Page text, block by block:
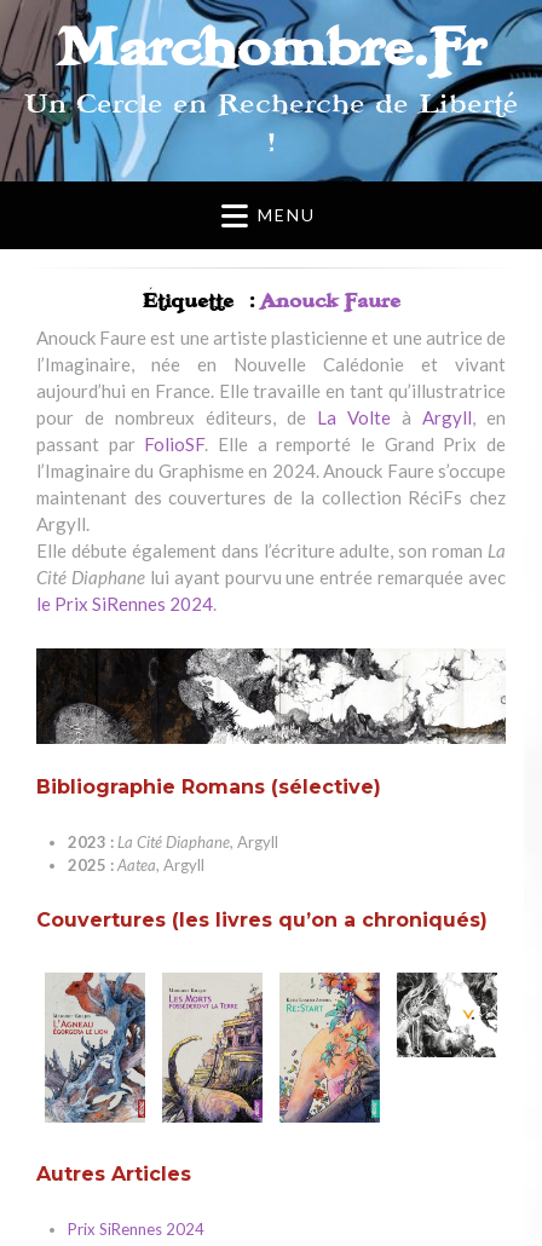
Marchombre.Fr
Un Cercle en Recherche de Liberté
!
MENU
Étiquette :Anouck Faure
Anouck Faure est une artiste plasticienne et une autrice de
l’Imaginaire, née en Nouvelle Calédonie et vivant
aujourd’hui en France. Elle travaille en tant qu’illustratrice
pour de nombreux éditeurs, de La Volte à Argyll, en
passant par FolioSF. Elle a remporté le Grand Prix de
l’Imaginaire du Graphisme en 2024. Anouck Faure s’occupe
maintenant des couvertures de la collection RéciFs chez
Argyll.
Elle débute également dans l’écriture adulte, son roman La
Cité Diaphane lui ayant pourvu une entrée remarquée avec
le Prix SiRennes 2024.
Bibliographie Romans (sélective)
2023 : La Cité Diaphane, Argyll
2025 :Aatea, Argyll
Couvertures (les livres qu’on a chroniqués)
Autres Articles
Prix SiRennes 2024